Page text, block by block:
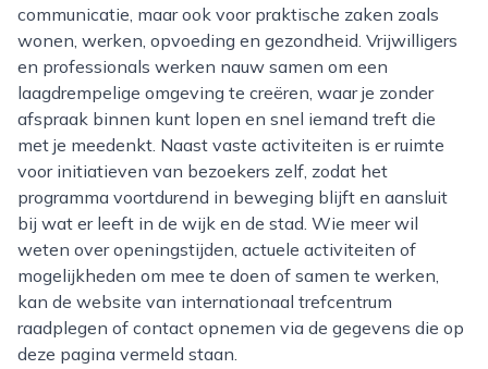
communicatie, maar ook voor praktische zaken zoals
wonen, werken, opvoeding en gezondheid. Vrijwilligers
en professionals werken nauw samen om een
laagdrempelige omgeving te creëren, waar je zonder
afspraak binnen kunt lopen en snel iemand treft die
met je meedenkt. Naast vaste activiteiten is er ruimte
voor initiatieven van bezoekers zelf, zodat het
programma voortdurend in beweging blijft en aansluit
bij wat er leeft in de wijk en de stad. Wie meer wil
weten over openingstijden, actuele activiteiten of
mogelijkheden om mee te doen of samen te werken,
kan de website van internationaal trefcentrum
raadplegen of contact opnemen via de gegevens die op
deze pagina vermeld staan.